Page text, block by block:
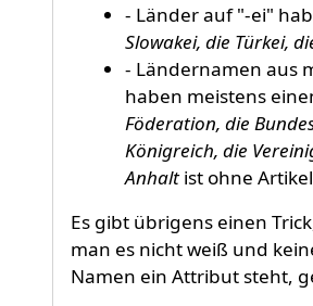
- Länder auf "-ei"
Slowakei, die Türkei,
- Ländernamen aus
haben meistens
Föderation, die
Königreich, die
Anhaltist ohne
Es gibt übrigens einen
man es nicht weiß und
Namen ein Attribut steht,